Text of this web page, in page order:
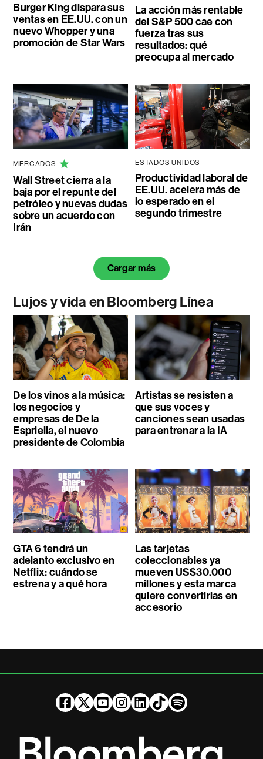
Burger King dispara sus
ventas en EE.UU. con un
nuevo Whopper y una
promoción de Star Wars
La acción más rentable
del S&P 500 cae con
fuerza tras sus
resultados: qué
preocupa al mercado
MERCADOS
Wall Street cierra a la
baja por el repunte del
petróleo y nuevas dudas
sobre un acuerdo con
Irán
ESTADOS UNIDOS
Productividad laboral de
EE.UU. acelera más de
lo esperado en el
segundo trimestre
Cargar más
Lujos y vida en Bloomberg Línea
De los vinos a la música:
los negocios y
empresas de De la
Espriella, el nuevo
presidente de Colombia
Artistas se resisten a
que sus voces y
canciones sean usadas
para entrenar a la IA
GTA 6 tendrá un
adelanto exclusivo en
Netflix: cuándo se
estrena y a qué hora
Las tarjetas
coleccionables ya
mueven US$30.000
millones y esta marca
quiere convertirlas en
accesorio